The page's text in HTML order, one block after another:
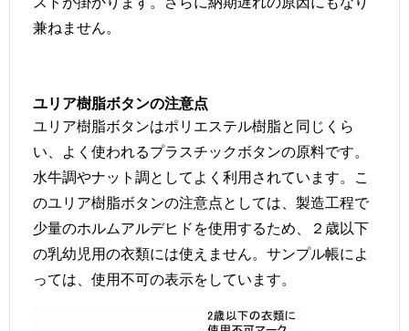
兼ねません。
ユリア樹脂ボタンの注意点
ユリア樹脂ボタンはポリエステル樹脂と同じくら
い、よく使われるプラスチックボタンの原料です。
水牛調やナット調としてよく利用されています。こ
のユリア樹脂ボタンの注意点としては、製造工程で
少量のホルムアルデヒドを使用するため、２歳以下
の乳幼児用の衣類には使えません。サンプル帳によ
っては、使用不可の表示をしています。